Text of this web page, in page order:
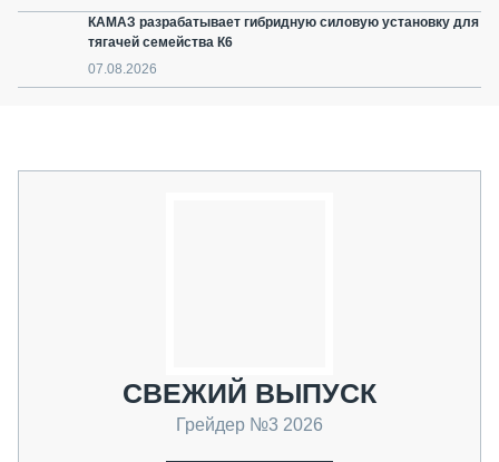
КАМАЗ разрабатывает гибридную силовую установку для
тягачей семейства К6
07.08.2026
СВЕЖИЙ ВЫПУСК
Грейдер №3 2026